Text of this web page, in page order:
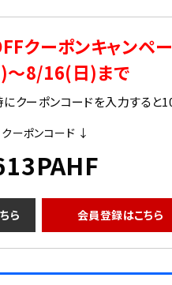
クーポンキャンペー
8/16(日)まで
クーポンコードを入力すると
ーポンコード ↓
ら 会員登録はこちら